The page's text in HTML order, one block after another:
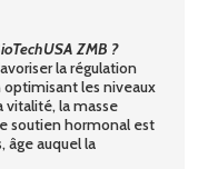
ZMB ?
la régulation
les niveaux
vitalité, la masse
soutien hormonal est
auquel la